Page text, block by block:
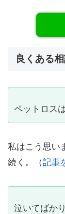
良くある
ペットロス
私はこう思い
続く。（記事
泣いてばか